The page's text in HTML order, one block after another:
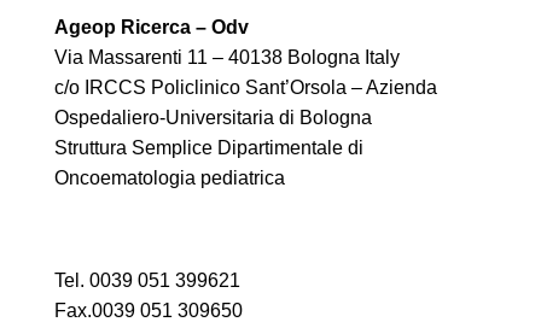
Ageop Ricerca – Odv
Via Massarenti 11 – 40138 Bologna Italy
c/o IRCCS Policlinico Sant’Orsola – Azienda
Ospedaliero-Universitaria di Bologna
Struttura Semplice Dipartimentale di
Oncoematologia pediatrica
Tel. 0039 051 399621
Fax.0039 051 309650